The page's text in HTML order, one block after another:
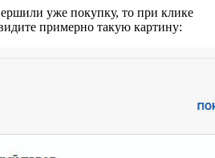
уже покупку, то при клике
примерно такую картину: